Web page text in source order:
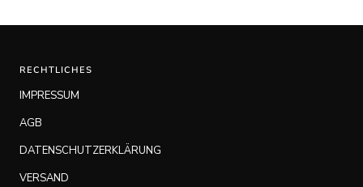
RECHTLICHES
IMPRESSUM
AGB
DATENSCHUTZERKLÄRUNG
VERSAND